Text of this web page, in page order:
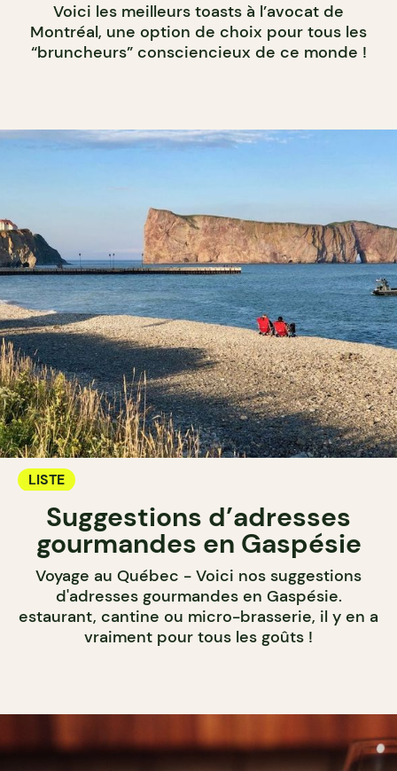
Voici les meilleurs toasts à l’avocat de
Montréal, une option de choix pour tous les
“bruncheurs” consciencieux de ce monde !
LISTE
Suggestions d’adresses
gourmandes en Gaspésie
Voyage au Québec - Voici nos suggestions
d'adresses gourmandes en Gaspésie.
estaurant, cantine ou micro-brasserie, il y en a
vraiment pour tous les goûts !